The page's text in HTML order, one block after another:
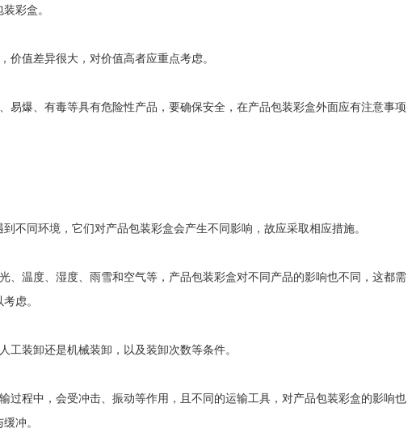
彩盒。
值差异很大，对价值高者应重点考虑。
爆、有毒等具有危险性产品，要确保安全，在产品包装彩盒外面应有注意事项
同环境，它们对产品包装彩盒会产生不同影响，故应采取相应措施。
温度、湿度、雨雪和空气等，产品包装彩盒对不同产品的影响也不同，这都需
虑。
装卸还是机械装卸，以及装卸次数等条件。
程中，会受冲击、振动等作用，且不同的运输工具，对产品包装彩盒的影响也
冲。